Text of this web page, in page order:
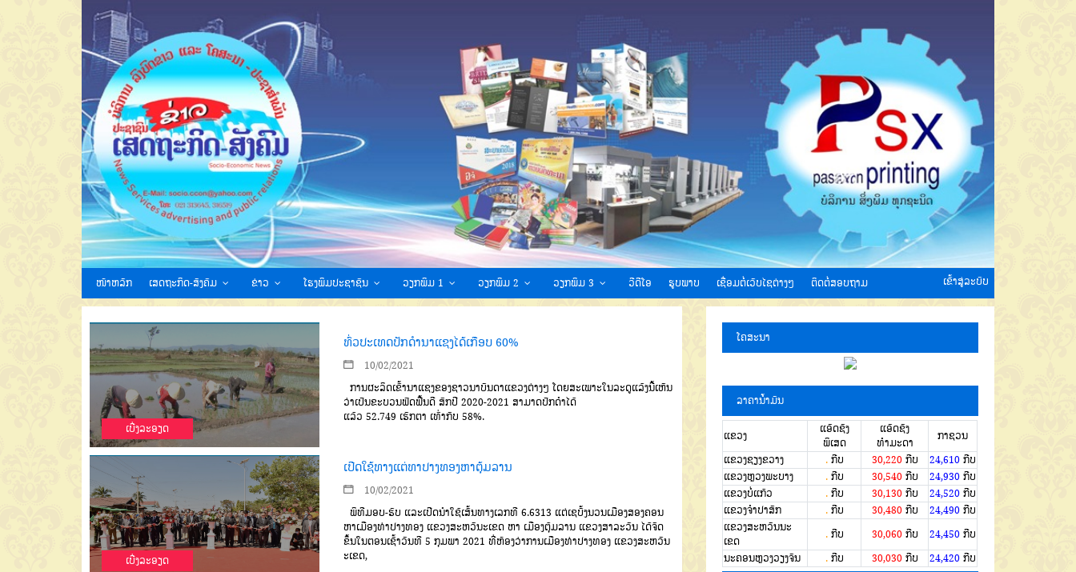
ໜ້າຫລັກ ເສດຖະກິດ-ສັງຄົມ ຂ່າວ ໂຮງພິມປະຊາຊົນ ວຽກພິມ 1 ວຽກພິມ 2 ວຽກພິມ 3 ວີດີໂອ ຮູບພາບ ເຊື່ອມຕໍ່ເວັບໄຊຕ່າງໆ ຕິດຕໍ່ສອບຖາມ ເຂົ້າສູ່ລະບົບ
ເບີ່ງລະອຽດ
ທົ່ວປະເທດປັກດຳນາແຊງໄດ້ເກືອບ 60%
10/02/2021
ການຜະລິດເຂົ້ານາແຊງຂອງຊາວນາບັນດາແຂວງຕ່າງໆ ໂດຍສະເພາະໃນລະດູແລ້ງນີ້ເຫັນ
ວ່າເປັນຂະບວນຟົດຟື້ນດີ ສົກປີ2020-2021 ສາມາດປັກດໍາໄດ້
ແລ້ວ 52.749 ເຮັກຕາ ເທົ່າກັບ 58%.
ເບີ່ງລະອຽດ
ເປີດໃຊ້ທາງແຕ່ທາປາງທອງຫາຕຸ້ມລານ
10/02/2021
ພິທີມອບ-ຮັບ ແລະເປີດນຳໃຊ້ເສັ້ນທາງເລກທີ6.6313 ແຕ່ເຊບັ້ງນວນເມືອງສອງຄອນ
ຫາເມືອງທ່າປາງທອງ ແຂວງສະຫວັນະເຂດ ຫາ ເມືອງຕຸ້ມລານ ແຂວງສາລະວັນ ໄດ້ຈັດ
ຂຶ້ນໃນຕອນເຊົ້າວັນທີ5 ກຸມພາ 2021 ທີ່ຫ້ອງວ່າການເມືອງທ່າປາງທອງ ແຂວງສະຫວັນ
ະເຂດ,
ໂຄສະນາ
ລາຄານໍ້າມັນ
ແຂວງ
ແອັດຊັງ
ພິເສດ
ແອັດຊັງ
ທຳມະດາ
ກາຊວນ
ແຂວງຊຽງຂວາງ
.ກີບ 30,220ກີບ 24,610 ກີບ
ແຂວງຫຼວງພະບາງ
.ກີບ 30,540ກີບ 24,930 ກີບ
ແຂວງບໍ່ແກ້ວ
.ກີບ 30,130ກີບ 24,520 ກີບ
ແຂວງຈໍາປາສັກ
.ກີບ 30,480ກີບ 24,490 ກີບ
ແຂວງສະຫວັນນະ
ເຂດ
.ກີບ 30,060ກີບ 24,450 ກີບ
ນະຄອນຫຼວງວຽງຈັນ
.ກີບ 30,030ກີບ 24,420 ກີບ